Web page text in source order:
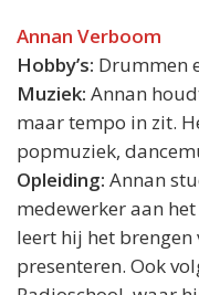
Annan Verboom
Hobby’s: Drummen
Muziek: Annan
maar tempo in zit.
popmuziek,
Opleiding: Annan
medewerker aan
leert hij het
presenteren. Ook